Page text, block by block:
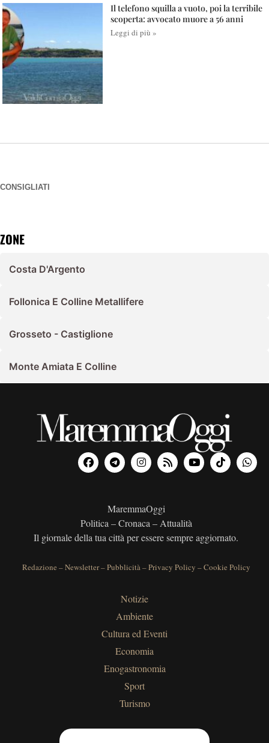
Il telefono squilla a vuoto, poi la terribile
scoperta: avvocato muore a 56 anni
Leggi di più »
CONSIGLIATI
ZONE
Costa D'Argento
Follonica E Colline Metallifere
Grosseto - Castiglione
Monte Amiata E Colline
MaremmaOggi
Politica – Cronaca – Attualità
Il giornale della tua città per essere sempre aggiornato.
Redazione –Newsletter–Pubblicità–Privacy Policy –Cookie Policy
Notizie
Ambiente
Cultura ed Eventi
Economia
Enogastronomia
Sport
Turismo